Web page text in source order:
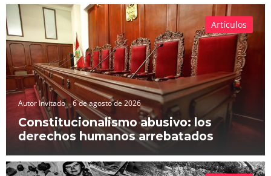
Autor Invitado 6 de agosto de 2026
Constitucionalismo abusivo: los
derechos humanos arrebatados
Artículos